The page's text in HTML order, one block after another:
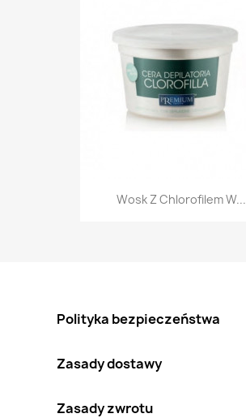
Wosk Z Chlorofilem W...
Polityka bezpieczeństwa
Zasady dostawy
Zasady zwrotu